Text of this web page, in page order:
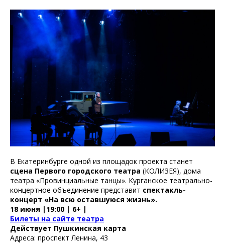
В Екатеринбурге одной из площадок проекта станет
сцена Первого городского театра (КОЛИЗЕЯ), дома
театра «Провинциальные танцы». Курганское театрально-
концертное объединение представит спектакль-
концерт «На всю оставшуюся жизнь».
18 июня |19:00 | 6+ |
Билеты на сайте театра
Действует Пушкинская карта
Адреса: проспект Ленина, 43